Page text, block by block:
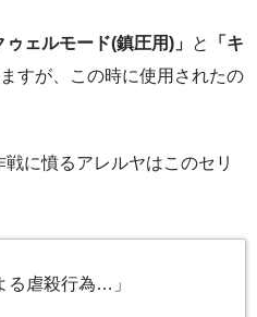
ゥェルモード(鎮圧用)」 と
「キ
すが、この時に使用されたの
に憤るアレルヤはこのセリ
る虐殺行為…」